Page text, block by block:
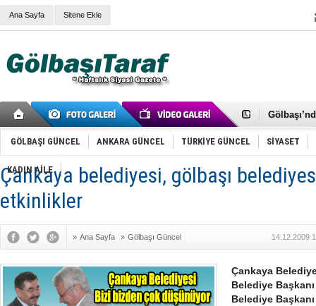
Ana Sayfa Sitene Ekle
Cemal
Samet
FAİZ
OLİMPİK
SÖZ
İNCEK
GÖLBAŞI GÜNCEL ANKARA GÜNCEL TÜRKİYE GÜNCEL SİYASET
KADIN AİLE
Çankaya belediyesi, gölbaşı
etkinlikler
» Ana Sayfa » Gölbaşı Güncel 14.12.2009
Çankaya
Belediye
Belediye